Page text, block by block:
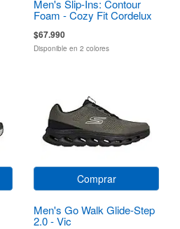
Men's Slip-Ins: Contour
Foam - Cozy Fit Cordelux
$67.990
Disponible en 2 colores
Comprar
Men's Go Walk Glide-Step
2.0 - Vic